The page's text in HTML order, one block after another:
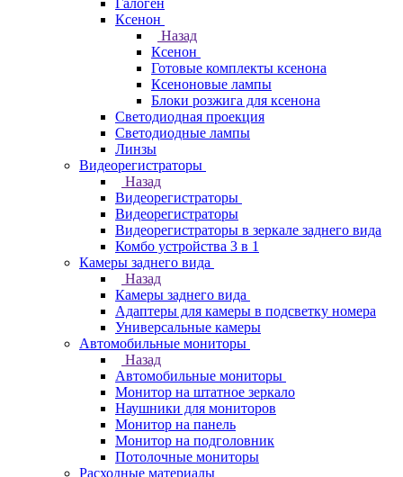
Галоген
Ксенон
Назад
Ксенон
Готовые комплекты ксенона
Ксеноновые лампы
Блоки розжига для ксенона
Светодиодная проекция
Светодиодные лампы
Линзы
Видеорегистраторы
Назад
Видеорегистраторы
Видеорегистраторы
Видеорегистраторы в зеркале заднего вида
Комбо устройства 3 в 1
Камеры заднего вида
Назад
Камеры заднего вида
Адаптеры для камеры в подсветку номера
Универсальные камеры
Автомобильные мониторы
Назад
Автомобильные мониторы
Монитор на штатное зеркало
Наушники для мониторов
Монитор на панель
Монитор на подголовник
Потолочные мониторы
Расходные материалы